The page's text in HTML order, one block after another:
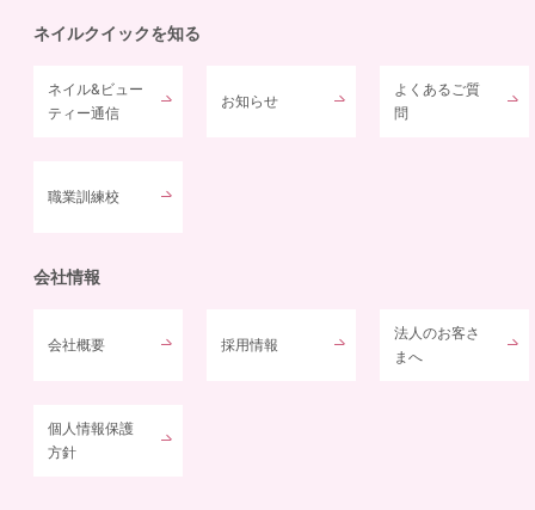
ネイルクイックを知る
ネイル&ビュー
ティー通信
お知らせ
よくあるご質
問
職業訓練校
会社情報
会社概要 採用情報
法人のお客さ
まへ
個人情報保護
方針